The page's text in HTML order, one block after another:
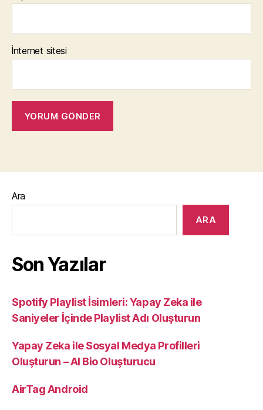
İnternet sitesi
Ara
ARA
Son Yazılar
Spotify Playlist İsimleri: Yapay Zeka ile
Saniyeler İçinde Playlist Adı Oluşturun
Yapay Zeka ile Sosyal Medya Profilleri
Oluşturun – AI Bio Oluşturucu
AirTag Android